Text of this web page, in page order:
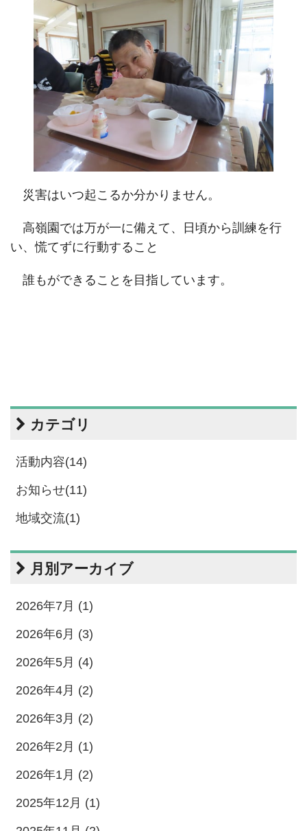
災害はいつ起こるか分かりません。
高嶺園では万が一に備えて、日頃から訓練を行
い、慌てずに行動すること
誰もができることを目指しています。
カテゴリ
活動内容(14)
お知らせ(11)
地域交流(1)
月別アーカイブ
2026年7月 (1)
2026年6月 (3)
2026年5月 (4)
2026年4月 (2)
2026年3月 (2)
2026年2月 (1)
2026年1月 (2)
2025年12月 (1)